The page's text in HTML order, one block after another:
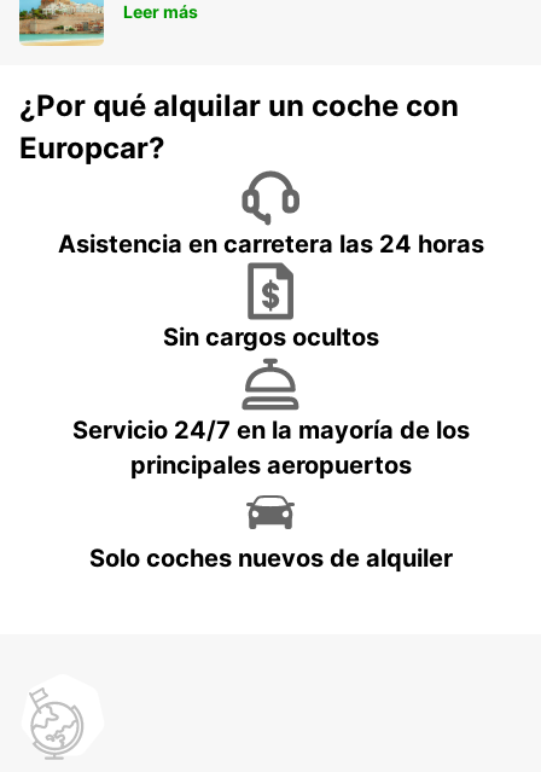
Leer más
¿Por qué alquilar un coche con
Europcar?
Asistencia en carretera las 24 horas
Sin cargos ocultos
Servicio 24/7 en la mayoría de los
principales aeropuertos
Solo coches nuevos de alquiler